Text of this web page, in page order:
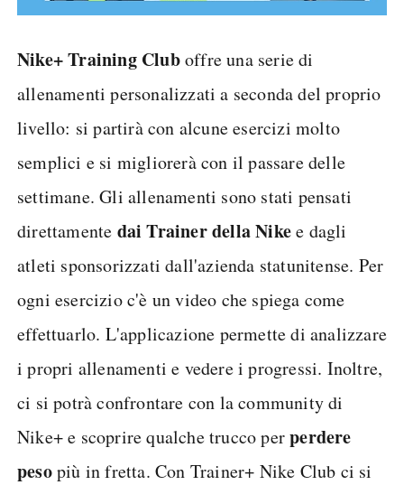
Nike+ Training Cluboffre una serie di
allenamenti personalizzati a seconda del proprio
livello: si partirà con alcune esercizi molto
semplici e si migliorerà con il passare delle
settimane. Gli allenamenti sono stati pensati
direttamente dai Trainer della Nikee dagli
atleti sponsorizzati dall'azienda statunitense. Per
ogni esercizio c'è un video che spiega come
effettuarlo. L'applicazione permette di analizzare
i propri allenamenti e vedere i progressi. Inoltre,
ci si potrà confrontare con la community di
Nike+ e scoprire qualche trucco perperdere
pesopiù in fretta. Con Trainer+ Nike Club ci si